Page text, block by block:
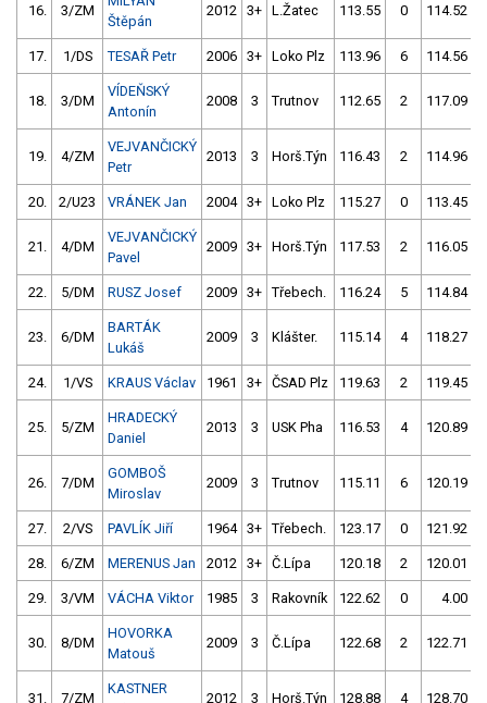
16. 3/ZM
Štěpán
2012 3+ L.Žatec 113.55 0 114.52
17. 1/DS TESAŘ Petr 2006 3+ Loko Plz 113.96 6 114.56
18. 3/DM
VÍDEŇSKÝ
Antonín
2008 3 Trutnov 112.65 2 117.09
19. 4/ZM
VEJVANČICKÝ
Petr
2013 3 Horš.Týn 116.43 2 114.96
20. 2/U23 VRÁNEK Jan 2004 3+ Loko Plz 115.27 0 113.45
21. 4/DM
VEJVANČICKÝ
Pavel
2009 3+ Horš.Týn 117.53 2 116.05
22. 5/DM RUSZ Josef 2009 3+ Třebech. 116.24 5 114.84
23. 6/DM
BARTÁK
Lukáš
2009 3 Klášter. 115.14 4 118.27
24. 1/VS KRAUS Václav 1961 3+ ČSAD Plz 119.63 2 119.45
25. 5/ZM
HRADECKÝ
Daniel
2013 3 USK Pha 116.53 4 120.89
26. 7/DM
GOMBOŠ
Miroslav
2009 3 Trutnov 115.11 6 120.19
27. 2/VS PAVLÍK Jiří 1964 3+ Třebech. 123.17 0 121.92
28. 6/ZM MERENUS Jan 2012 3+ Č.Lípa 120.18 2 120.01
29. 3/VM VÁCHA Viktor 1985 3 Rakovník 122.62 0 4.00
30. 8/DM
HOVORKA
Matouš
2009 3 Č.Lípa 122.68 2 122.71
31. 7/ZM
KASTNER
2012 3 Horš.Týn 128.88 4 128.70